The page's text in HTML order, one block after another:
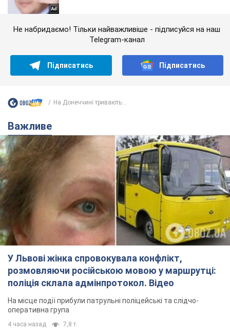
Не набридаємо! Тільки найважливіше - підписуйся на наш
Telegram-канал
Підписатись Підписатись
На Донеччині тривають...
Важливе
У Львові жінка спровокувала конфлікт,
розмовляючи російською мовою у маршрутці:
поліція склала адмінпротокол. Відео
На місце події прибули патрульні поліцейські та слідчо-
оперативна група
4 часа назад 7,8 т.